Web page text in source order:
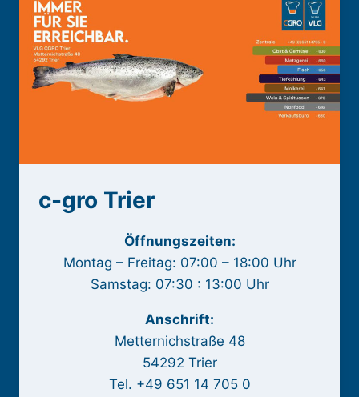
c-gro Trier
Öffnungszeiten:
Montag – Freitag: 07:00 – 18:00 Uhr
Samstag: 07:30 : 13:00 Uhr
Anschrift:
Metternichstraße 48
54292 Trier
Tel. +49 651 14 705 0